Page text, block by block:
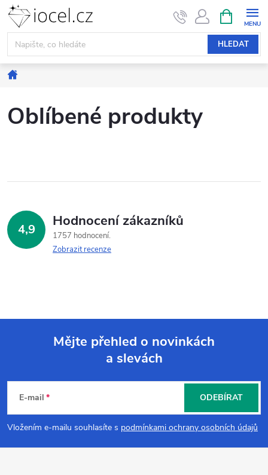
Přejít
obsah
HLEDAT
NÁKUPNÍ
KOŠÍK
Oblíbené produkty
4,9 Hodnocení zákazníků
1757 hodnocení
Zobrazit recenze
p
a
Mějte přehled o novinkách
a slevách
E-mail
Vložením e-mailu souhlasíte s podmínkami ochrany osobních údajů
ODEBÍRAT